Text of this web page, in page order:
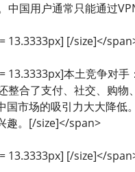
中国用户通常只能通过
13.3333px] [/size]</
本土竞争对
合了支付、社交、购
国市场的吸引力大大降
趣。[/size]</span>
13.3333px] [/size]</